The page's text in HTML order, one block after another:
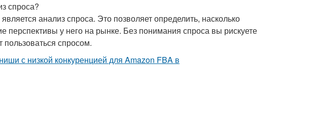
спроса?
анализ спроса. Это позволяет определить, насколько
перспективы у него на рынке. Без понимания спроса вы рискуете
пользоваться спросом.